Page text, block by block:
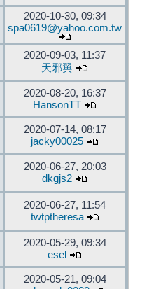
2020-10-30, 09:34
spa0619@yahoo.com.tw
2020-09-03, 11:37
天邪翼
2020-08-20, 16:37
HansonTT
2020-07-14, 08:17
jacky00025
2020-06-27, 20:03
dkgjs2
2020-06-27, 11:54
twtptheresa
2020-05-29, 09:34
esel
2020-05-21, 09:04